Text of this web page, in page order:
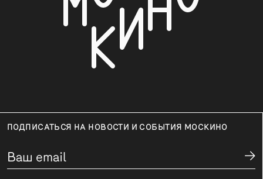
ПОДПИСАТЬСЯ НА НОВОСТИ И СОБЫТИЯ МОСКИНО